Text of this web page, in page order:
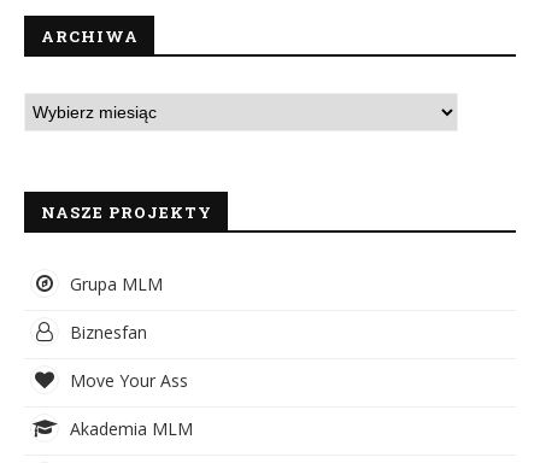
ARCHIWA
NASZE PROJEKTY
Grupa MLM
Biznesfan
Move Your Ass
Akademia MLM